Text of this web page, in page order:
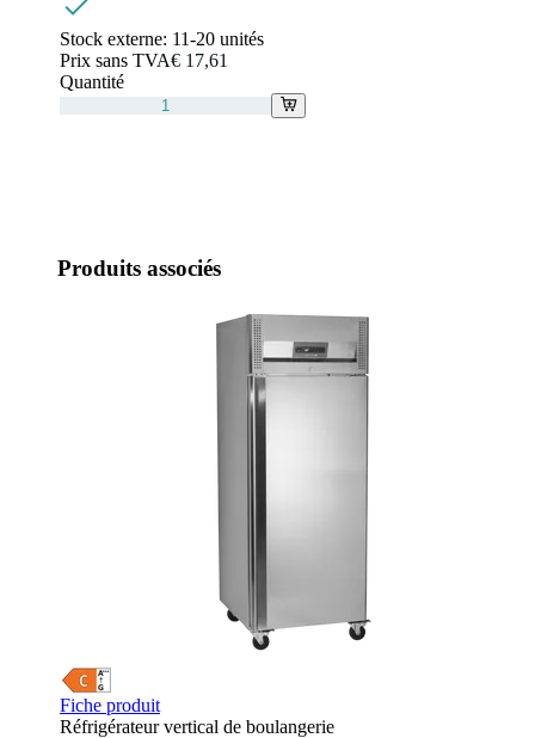
Stock externe: 11-20 unités
Prix sans TVA€ 17,61
Quantité
Produits associés
Fiche produit
Réfrigérateur vertical de boulangerie